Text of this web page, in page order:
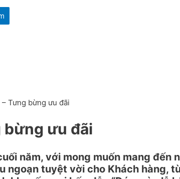
Tưng bừng ưu đãi
bừng ưu đãi
năm, với mong muốn mang
ngoạn tuyệt vời cho Khách hàng,